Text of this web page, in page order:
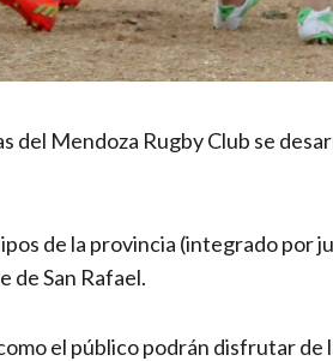
del Mendoza Rugby Club se
de la provincia (integrado por
de San Rafael.
el público podrán disfrutar de